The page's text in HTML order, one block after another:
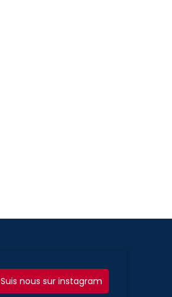
Suis nous sur instagram